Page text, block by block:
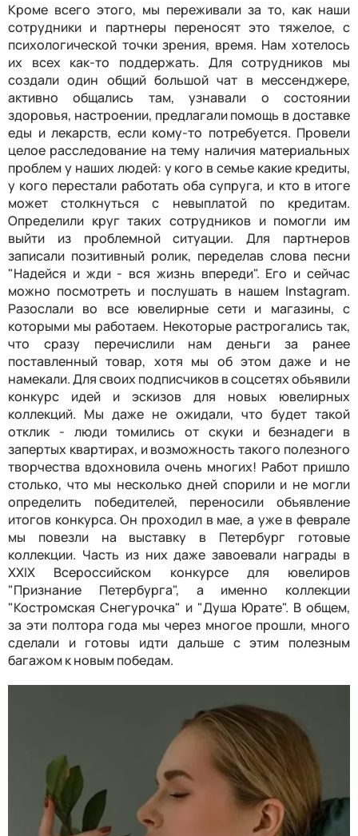
Кроме всего этого, мы переживали за то, как наши
сотрудники и партнеры переносят это тяжелое, с
психологической точки зрения, время. Нам хотелось
их всех как-то поддержать. Для сотрудников мы
создали один общий большой чат в мессенджере,
активно общались там, узнавали о состоянии
здоровья, настроении, предлагали помощь в доставке
еды и лекарств, если кому-то потребуется. Провели
целое расследование на тему наличия материальных
проблем у наших людей: у кого в семье какие кредиты,
у кого перестали работать оба супруга, и кто в итоге
может столкнуться с невыплатой по кредитам.
Определили круг таких сотрудников и помогли им
выйти из проблемной ситуации. Для партнеров
записали позитивный ролик, переделав слова песни
"Надейся и жди - вся жизнь впереди". Его и сейчас
можно посмотреть и послушать в нашем Instagram.
Разослали во все ювелирные сети и магазины, с
которыми мы работаем. Некоторые растрогались так,
что сразу перечислили нам деньги за ранее
поставленный товар, хотя мы об этом даже и не
намекали. Для своих подписчиков в соцсетях объявили
конкурс идей и эскизов для новых ювелирных
коллекций. Мы даже не ожидали, что будет такой
отклик - люди томились от скуки и безнадеги в
запертых квартирах, и возможность такого полезного
творчества вдохновила очень многих! Работ пришло
столько, что мы несколько дней спорили и не могли
определить победителей, переносили объявление
итогов конкурса. Он проходил в мае, а уже в феврале
мы повезли на выставку в Петербург готовые
коллекции. Часть из них даже завоевали награды в
XXIX Всероссийском конкурсе для ювелиров
"Признание Петербурга", а именно коллекции
"Костромская Снегурочка" и "Душа Юрате". В общем,
за эти полтора года мы через многое прошли, много
сделали и готовы идти дальше с этим полезным
багажом к новым победам.